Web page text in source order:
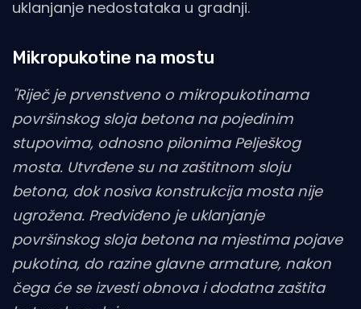
uklanjanje nedostataka u gradnji.
Mikropukotine na mostu
"Riječ je prvenstveno o mikropukotinama
površinskog sloja betona na pojedinim
stupovima, odnosno pilonima Pelješkog
mosta. Utvrđene su na zaštitnom sloju
betona, dok nosiva konstrukcija mosta nije
ugrožena. Predviđeno je uklanjanje
površinskog sloja betona na mjestima pojave
pukotina, do razine glavne armature, nakon
čega će se izvesti obnova i dodatna zaštita